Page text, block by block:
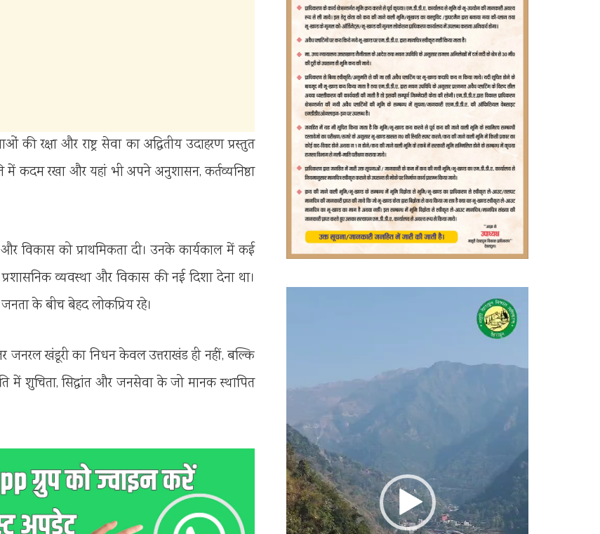
रक्षा और राष्ट्र सेवा का अद्वितीय उदाहरण प्रस्तुत
में कदम रखा और यहां भी अपने अनुशासन, कर्तव्यनिष्ठा
विकास को प्राथमिकता दी। उनके कार्यकाल में कई
व्यवस्था और विकास की नई दिशा देना था।
के बीच बेहद लोकप्रिय रहे।
जनरल खंडूरी का निधन केवल उत्तराखंड ही नहीं, बल्कि
में शुचिता, सिद्धांत और जनसेवा के जो मानक स्थापित